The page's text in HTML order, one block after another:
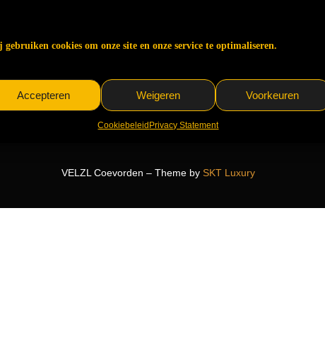
gebruiken cookies om onze site en onze service te optimaliseren.
Accepteren Weigeren Voorkeuren
Cookiebeleid Privacy Statement
VELZL Coevorden – Theme by SKT Luxury